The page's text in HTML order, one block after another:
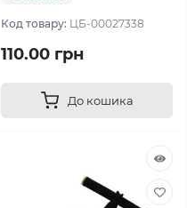
Код товару: ЦБ-00027338
110.00 грн
До кошика